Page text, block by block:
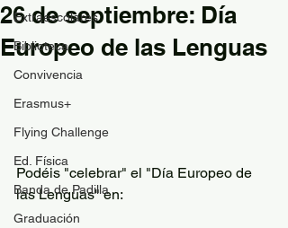
Extraescolares
Biblioteca
Convivencia
Erasmus+
Flying Challenge
Ed. Física
Banda de Padilla
Graduación
26 de septiembre: Día
Europeo de las Lenguas
Podéis "celebrar" el "Día Europeo de
las Lenguas" en: